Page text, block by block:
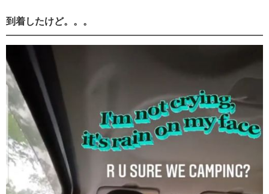
到着したけど。。。